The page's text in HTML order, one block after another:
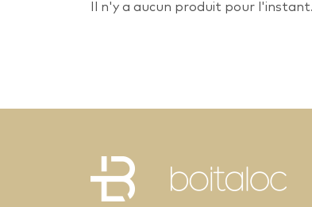
Il n'y a aucun produit pour l'instant.